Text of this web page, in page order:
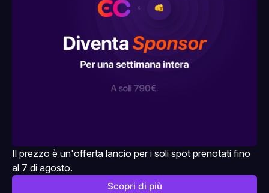
Il prezzo è un'offerta lancio per i soli spot prenotati fino
al 7 di agosto.
Scopri di più